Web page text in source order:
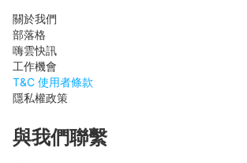
關於我們
部落格
嗨雲快訊
工作機會
T&C 使用者條款
隱私權政策
與我們聯繫